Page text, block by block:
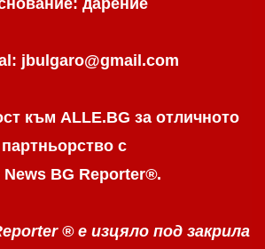
jbulgaro@gmail.com
към ALLE.BG за отличното
партньорство с
News BG Reporter®.
® е изцяло под закрила